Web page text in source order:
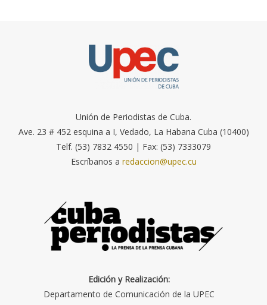
Unión de Periodistas de Cuba.
Ave. 23 # 452 esquina a I, Vedado, La Habana Cuba (10400)
Telf. (53) 7832 4550 | Fax: (53) 7333079
Escríbanos a redaccion@upec.cu
Edición y Realización:
Departamento de Comunicación de la UPEC